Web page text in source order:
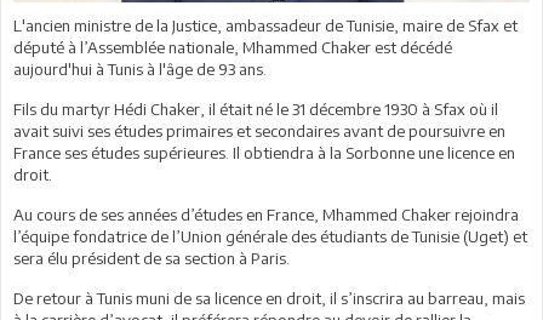
L'ancien ministre de la Justice, ambassadeur de Tunisie, maire de Sfax et
député à l’Assemblée nationale, Mhammed Chaker est décédé
aujourd'hui à Tunis à l'âge de 93 ans.
Fils du martyr Hédi Chaker, il était né le 31 décembre 1930 à Sfax où il
avait suivi ses études primaires et secondaires avant de poursuivre en
France ses études supérieures. Il obtiendra à la Sorbonne une licence en
droit.
Au cours de ses années d’études en France, Mhammed Chaker rejoindra
l’équipe fondatrice de l’Union générale des étudiants de Tunisie (Uget) et
sera élu président de sa section à Paris.
De retour à Tunis muni de sa licence en droit, il s’inscrira au barreau, mais